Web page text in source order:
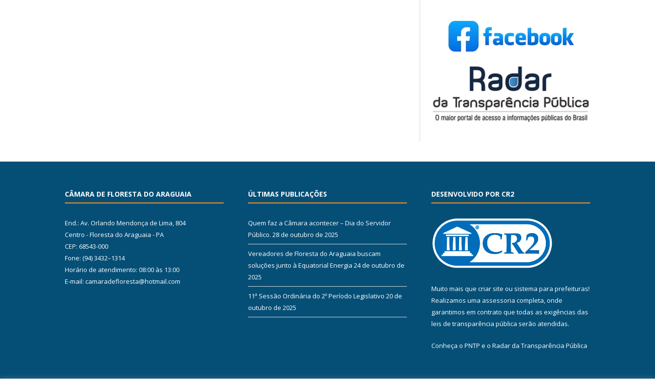
CÂMARA DE FLORESTA DO ARAGUAIA
End.: Av. Orlando Mendonça de Lima, 804
Centro - Floresta do Araguaia - PA
CEP: 68543-000
Fone: (94) 3432–1314
Horário de atendimento: 08:00 às 13:00
E-mail: camaradefloresta@hotmail.com
ÚLTIMAS PUBLICAÇÕES
Quem faz a Câmara acontecer – Dia do Servidor
Público. 28 de outubro de 2025
Vereadores de Floresta do Araguaia buscam
soluções junto à Equatorial Energia 24 de outubro de
2025
11ª Sessão Ordinária do 2º Período Legislativo 20 de
outubro de 2025
DESENVOLVIDO POR CR2
Muito mais que criar site ou sistema para prefeituras!
Realizamos uma assessoria completa, onde
garantimos em contrato que todas as exigências das
leis de transparência pública serão atendidas.
Conheça o PNTP e o Radar da Transparência Pública